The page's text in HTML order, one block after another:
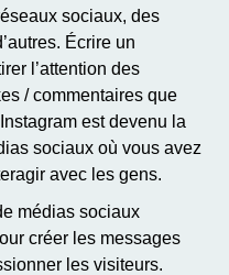
sociaux, des
Écrire un
l’attention des
/ commentaires que
est devenu la
sociaux où vous avez
avec les gens.
médias sociaux
créer les messages
les visiteurs.